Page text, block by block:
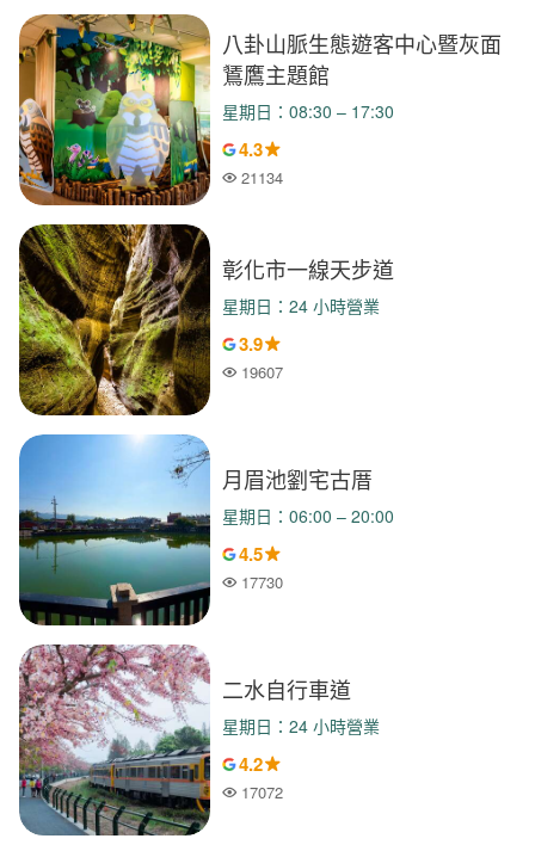
八卦山脈生態遊客中心暨灰面
鵟鷹主題館
星期日：08:30 – 17:30
4.3
人氣
21134
彰化市一線天步道
星期日：24 小時營業
3.9
人氣
19607
月眉池劉宅古厝
星期日：06:00 – 20:00
4.5
人氣
17730
二水自行車道
星期日：24 小時營業
4.2
人氣
17072